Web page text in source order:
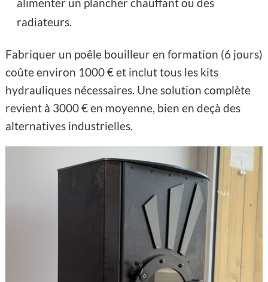
radiateurs.
Fabriquer un poêle bouilleur en formation (6 jours)
coûte environ 1000 € et inclut tous les kits
hydrauliques nécessaires. Une solution complète
revient à 3000 € en moyenne, bien en deçà des
alternatives industrielles.